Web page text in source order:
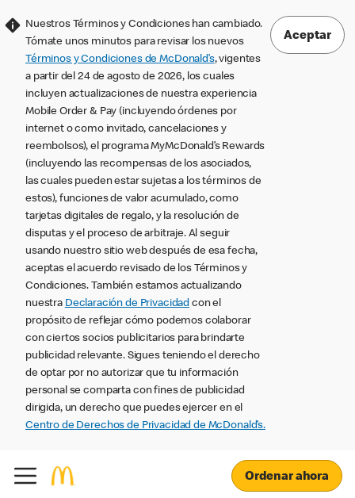
Nuestros Términos y Condiciones han cambiado.
Tómate unos minutos para revisar los nuevos
Términos y Condiciones de McDonald’s, vigentes
a partir del 24 de agosto de 2026, los cuales
incluyen actualizaciones de nuestra experiencia
Mobile Order & Pay (incluyendo órdenes por
internet o como invitado, cancelaciones y
reembolsos), el programa MyMcDonald’s Rewards
(incluyendo las recompensas de los asociados,
las cuales pueden estar sujetas a los términos de
estos), funciones de valor acumulado, como
tarjetas digitales de regalo, y la resolución de
disputas y el proceso de arbitraje. Al seguir
usando nuestro sitio web después de esa fecha,
aceptas el acuerdo revisado de los Términos y
Condiciones. También estamos actualizando
nuestra Declaración de Privacidad con el
propósito de reflejar cómo podemos colaborar
con ciertos socios publicitarios para brindarte
publicidad relevante. Sigues teniendo el derecho
de optar por no autorizar que tu información
personal se comparta con fines de publicidad
dirigida, un derecho que puedes ejercer en el
Centro de Derechos de Privacidad de McDonald’s.
Aceptar
Ordenar ahora